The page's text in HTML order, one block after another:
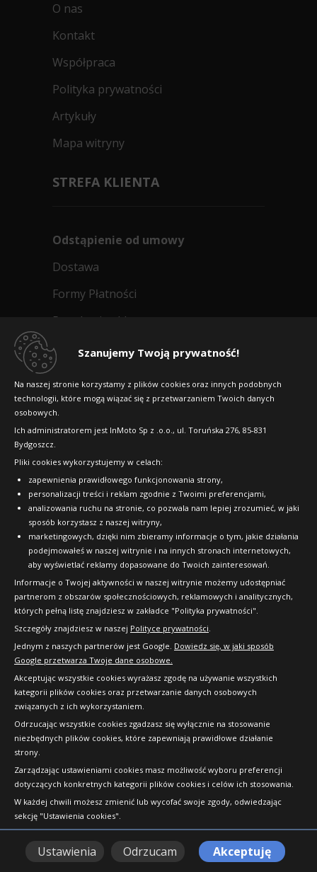
Szanujemy Twoją prywatność!
Na naszej stronie korzystamy z plików cookies oraz innych podobnych
technologii, które mogą wiązać się z przetwarzaniem Twoich danych
osobowych.
Ich administratorem jest InMoto Sp z .o.o., ul. Toruńska 276, 85-831
Bydgoszcz.
Pliki cookies wykorzystujemy w celach:
zapewnienia prawidłowego funkcjonowania strony,
personalizacji treści i reklam zgodnie z Twoimi preferencjami,
analizowania ruchu na stronie, co pozwala nam lepiej zrozumieć, w jaki
sposób korzystasz z naszej witryny,
marketingowych, dzięki nim zbieramy informacje o tym, jakie działania
podejmowałeś w naszej witrynie i na innych stronach internetowych,
aby wyświetlać reklamy dopasowane do Twoich zainteresowań.
Informacje o Twojej aktywności w naszej witrynie możemy udostępniać
partnerom z obszarów społecznościowych, reklamowych i analitycznych,
których pełną listę znajdziesz w zakładce "Polityka prywatności".
Szczegóły znajdziesz w naszej Polityce prywatności.
Jednym z naszych partnerów jest Google. Dowiedz się, w jaki sposób
Google przetwarza Twoje dane osobowe.
Akceptując wszystkie cookies wyrażasz zgodę na używanie wszystkich
kategorii plików cookies oraz przetwarzanie danych osobowych
związanych z ich wykorzystaniem.
Odrzucając wszystkie cookies zgadzasz się wyłącznie na stosowanie
niezbędnych plików cookies, które zapewniają prawidłowe działanie
strony.
Zarządzając ustawieniami cookies masz możliwość wyboru preferencji
dotyczących konkretnych kategorii plików cookies i celów ich stosowania.
W każdej chwili możesz zmienić lub wycofać swoje zgody, odwiedzając
sekcję "Ustawienia cookies".
Ustawienia Odrzucam Akceptuję
O nas
Kontakt
Współpraca
Polityka prywatności
Artykuły
Mapa witryny
STREFA KLIENTA
Odstąpienie od umowy
Dostawa
Formy Płatności
Regulamin sklepu
Dlaczego warto kupić w 24opony.pl
Raty
FAQ
OFICJALNY PARTNER
Copyright © 2010-2026 24opony.pl. Wszelkie